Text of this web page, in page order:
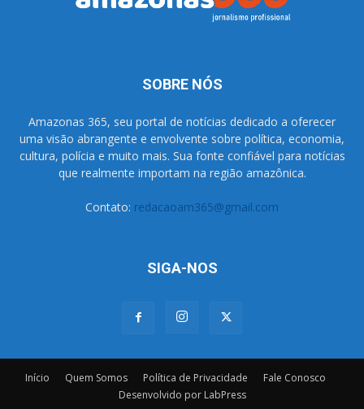
SOBRE NÓS
Amazonas 365, seu portal de notícias dedicado a oferecer
uma visão abrangente e envolvente sobre política, economia,
cultura, polícia e muito mais. Sua fonte confiável para notícias
que realmente importam na região amazônica.
Contato: redacaoam365@gmail.com
SIGA-NOS
Início Quem Somos Política de Privacidade
Fale Conosco
Desenvolvido por LabPress